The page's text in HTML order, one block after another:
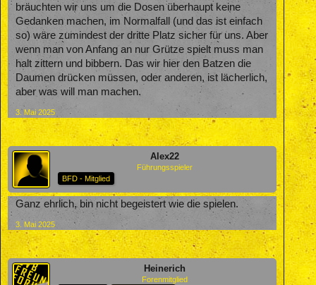
bräuchten wir uns um die Dosen überhaupt keine
Gedanken machen, im Normalfall (und das ist einfach
so) wäre zumindest der dritte Platz sicher für uns. Aber
wenn man von Anfang an nur Grütze spielt muss man
halt zittern und bibbern. Das wir hier den Batzen die
Daumen drücken müssen, oder anderen, ist lächerlich,
aber was will man machen.
3. Mai 2025
Alex22
Führungsspieler
BFD - Mitglied
Ganz ehrlich, bin nicht begeistert wie die spielen.
3. Mai 2025
Heinerich
Forenmitglied